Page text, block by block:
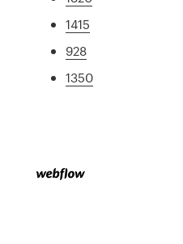
1415
928
1350